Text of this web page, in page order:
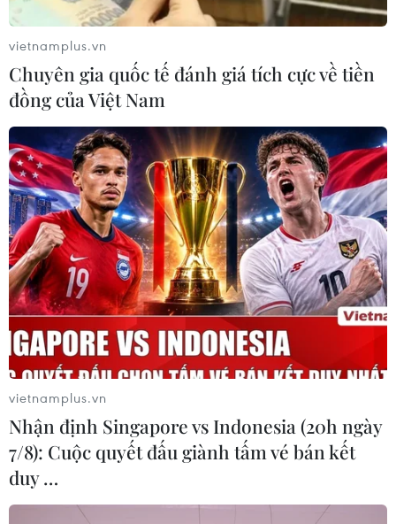
vietnamplus.vn
Chuyên gia quốc tế đánh giá tích cực về tiền
đồng của Việt Nam
vietnamplus.vn
Nhận định Singapore vs Indonesia (20h ngày
7/8): Cuộc quyết đấu giành tấm vé bán kết
duy …